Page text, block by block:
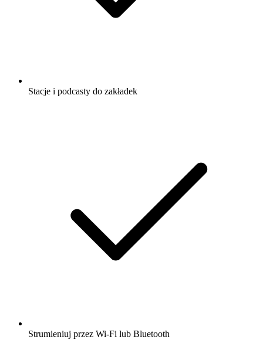
Stacje i podcasty do zakładek
Strumieniuj przez Wi-Fi lub Bluetooth